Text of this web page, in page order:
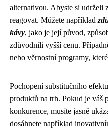
alternativou. Abyste si udrželi
reagovat. Můžete například
kávy, jako je její původ,
zdůvodnili vyšší cenu.
nebo věrnostní programy,
Pochopení substitučního
produktů na trh. Pokud je váš
konkurence, musíte jasně
dosáhnete například